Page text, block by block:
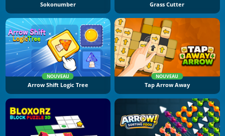
Sokonumber Grass Cutter
NOUVEAU
Arrow Shift Logic Tree
NOUVEAU
Tap Arrow Away